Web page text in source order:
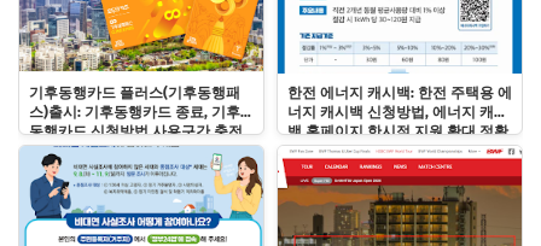
기후동행카드 플러스(기후동행패
스)출시: 기후동행카드 종료, 기후
동행카드 신청방법 사용구간 충전
사용법
한전 에너지 캐시백: 한전 주택용 에
너지 캐시백 신청방법, 에너지 캐시
백 홈페이지 한시적 지원 확대 정확
히 알기!